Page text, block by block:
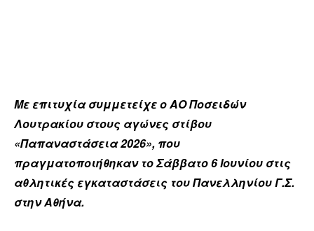
Με επιτυχία συμμετείχε ο ΑΟ Ποσειδών
Λουτρακίου στους αγώνες στίβου
«Παπαναστάσεια 2026», που
πραγματοποιήθηκαν το Σάββατο 6 Ιουνίου στις
αθλητικές εγκαταστάσεις του Πανελληνίου Γ.Σ.
στην Αθήνα.